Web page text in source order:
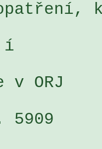
í
v ORJ
5909